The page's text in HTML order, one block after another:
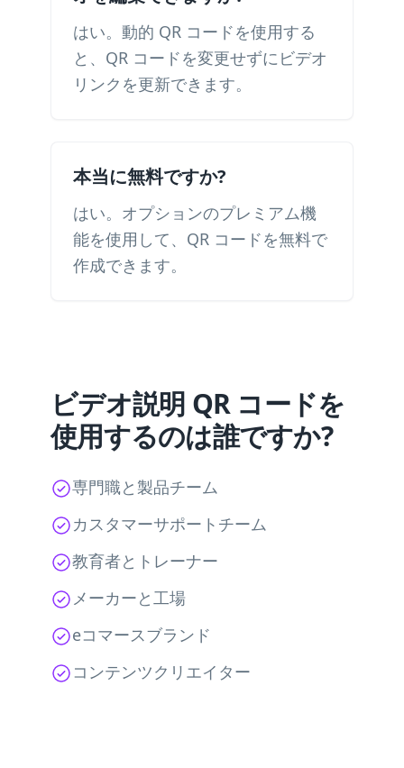
はい。動的 QR コードを使用する
と、QR コードを変更せずにビデオ
リンクを更新できます。
本当に無料ですか?
はい。オプションのプレミアム機
能を使用して、QR コードを無料で
作成できます。
ビデオ説明 QR コードを
使用するのは誰ですか?
専門職と製品チーム
カスタマーサポートチーム
教育者とトレーナー
メーカーと工場
eコマースブランド
コンテンツクリエイター